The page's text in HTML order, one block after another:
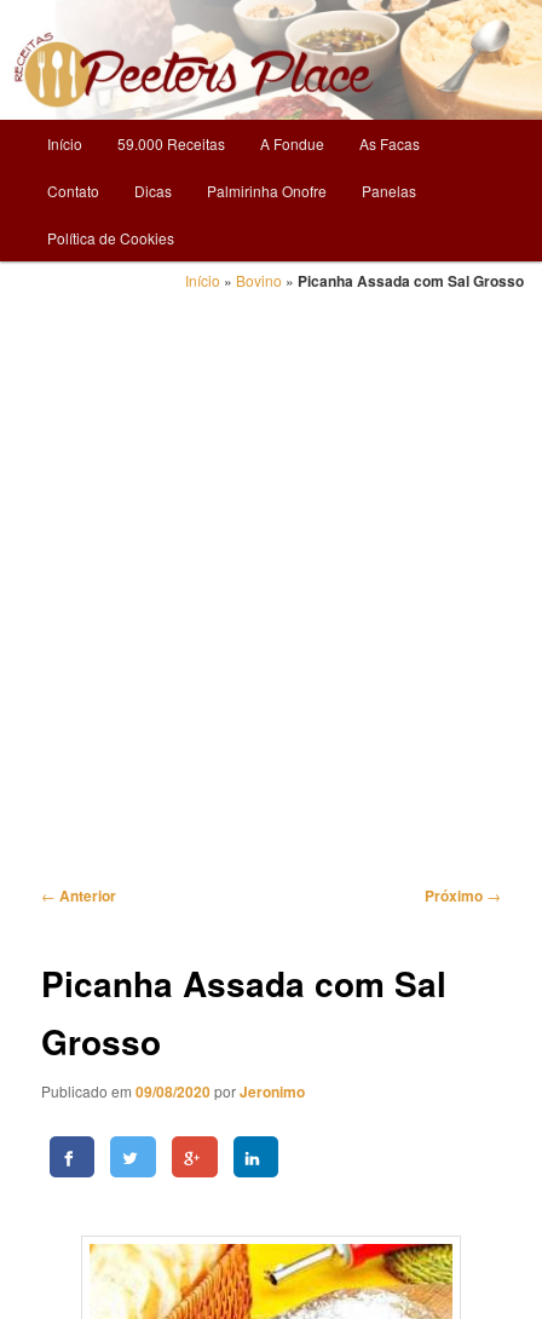
Receitas | Peeters Place
O Mundo da Culinária
principal
Pular
para
o
Início 59.000 Receitas A Fondue As Facas
Contato Dicas Palmirinha Onofre Panelas
Política de Cookies
Início » Bovino » Picanha Assada com Sal Grosso
Navegação
← Anterior Próximo →
Picanha Assada com Sal
Grosso
Publicado em09/08/2020porJeronimo